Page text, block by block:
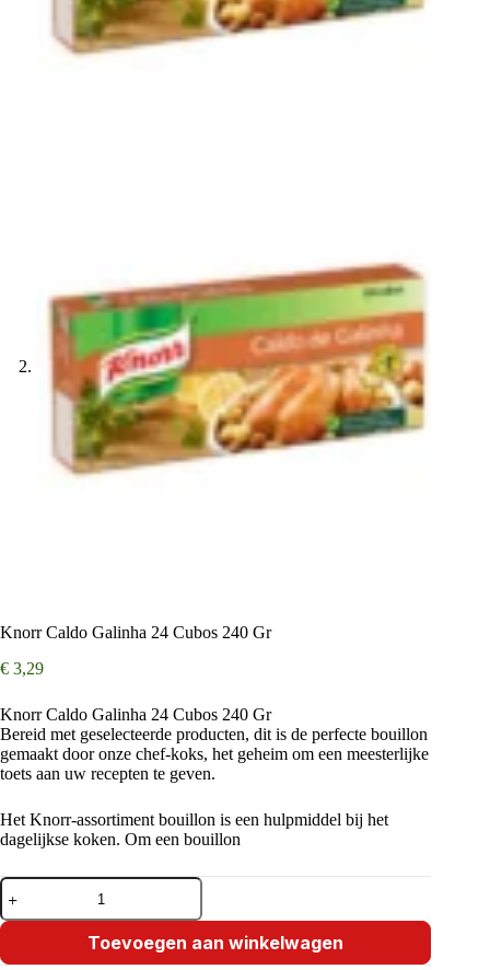
Knorr Caldo Galinha 24 Cubos 240 Gr
€ 3,29
Knorr Caldo Galinha 24 Cubos 240 Gr
Bereid met geselecteerde producten, dit is de perfecte bouillon
gemaakt door onze chef-koks, het geheim om een ​​meesterlijke
toets aan uw recepten te geven.
Het Knorr-assortiment bouillon is een hulpmiddel bij het
dagelijkse koken. Om een ​​bouillon
Knorr
Caldo
Galinha
Cubos
Toevoegen aan winkelwagen